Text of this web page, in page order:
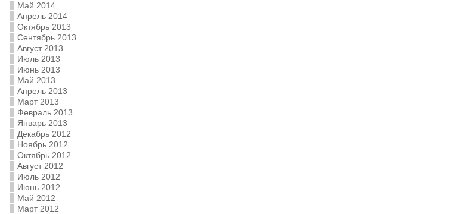
Май 2014
Апрель 2014
Октябрь 2013
Сентябрь 2013
Август 2013
Июль 2013
Июнь 2013
Май 2013
Апрель 2013
Март 2013
Февраль 2013
Январь 2013
Декабрь 2012
Ноябрь 2012
Октябрь 2012
Август 2012
Июль 2012
Июнь 2012
Май 2012
Март 2012